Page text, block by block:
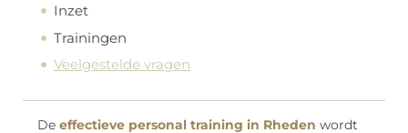
Inzet
Trainingen
Veelgestelde vragen
De effectieve personal training in Rheden wordt